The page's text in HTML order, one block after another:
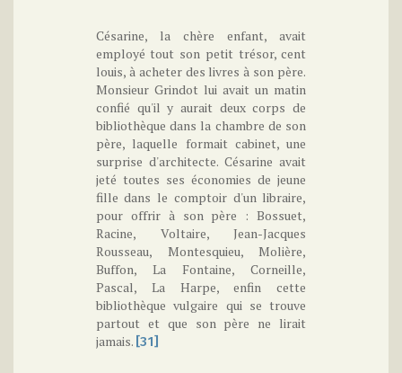
Césarine, la chère enfant, avait
employé tout son petit trésor, cent
louis, à acheter des livres à son père.
Monsieur Grindot lui avait un matin
confié qu'il y aurait deux corps de
bibliothèque dans la chambre de son
père, laquelle formait cabinet, une
surprise d'architecte. Césarine avait
jeté toutes ses économies de jeune
fille dans le comptoir d'un libraire,
pour offrir à son père : Bossuet,
Racine, Voltaire, Jean-Jacques
Rousseau, Montesquieu, Molière,
Buffon, La Fontaine, Corneille,
Pascal, La Harpe, enfin cette
bibliothèque vulgaire qui se trouve
partout et que son père ne lirait
jamais. [31]